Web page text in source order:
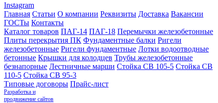
Instagram
Главная Статьи О компании Реквизиты Доставка Вакансии
ГОСТы Контакты
Каталог товаров ПАГ-14 ПАГ-18 Перемычки железобетонные
Плиты перекрытия ПК Фундаментные балки Ригели
железобетонные Ригели фундаментные Лотки водоотводные
бетонные Крышки для колодцев Трубы железобетонные
безнапорные Лестничные марши Стойка СВ 105-5 Стойка СВ
110-5 Стойка СВ 95-3
Типовые договоры Прайс-лист
Разработка и
продвижение сайтов